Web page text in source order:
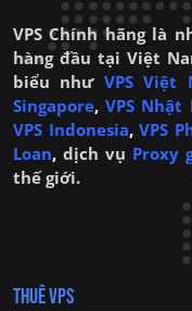
VPS Chính hãng là
hàng đầu tại Việt
biểu như VPS Việt
Singapore, VPS Nhật
VPS Indonesia,VPS
Loan, dịch vụ Proxy
thế giới.
THUÊ VPS